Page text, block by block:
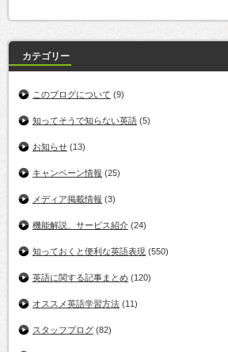
カテゴリー
このブログについて (9)
知ってそうで知らない英語 (5)
お知らせ (13)
キャンペーン情報 (25)
メディア掲載情報 (3)
機能解説、サービス紹介 (24)
知っておくと便利な英語表現 (550)
英語に関する記事まとめ (120)
オススメ英語学習方法 (11)
スタッフブログ (82)